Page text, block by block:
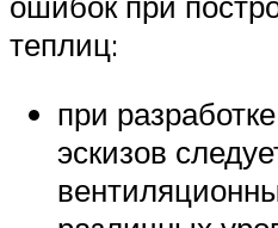
теплиц:
при
эскизов